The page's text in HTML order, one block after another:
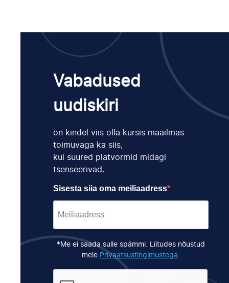
Vabadused
uudiskiri
on kindel viis olla kursis maailmas
toimuvaga ka siis,
kui suured platvormid midagi
tsenseerivad.
Sisesta siia oma meiliaadress
*Me ei saada sulle spämmi. Liitudes nõustud
meie Privaatsustingimustega.